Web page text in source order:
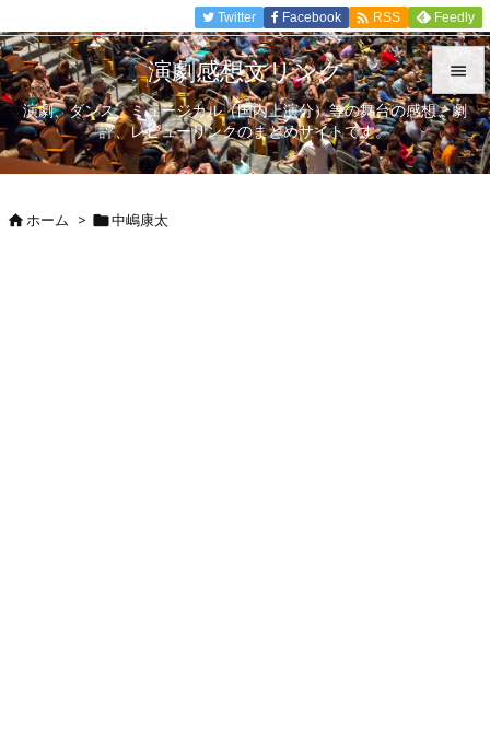


メニュ

Twitter Facebook  RSS Feedly
演劇感想文リンク
演劇、ダンス、ミュージカル（国内上演分）等の舞台の感想、劇
評、レビューリンクのまとめサイトです。
ホーム > 中嶋康太